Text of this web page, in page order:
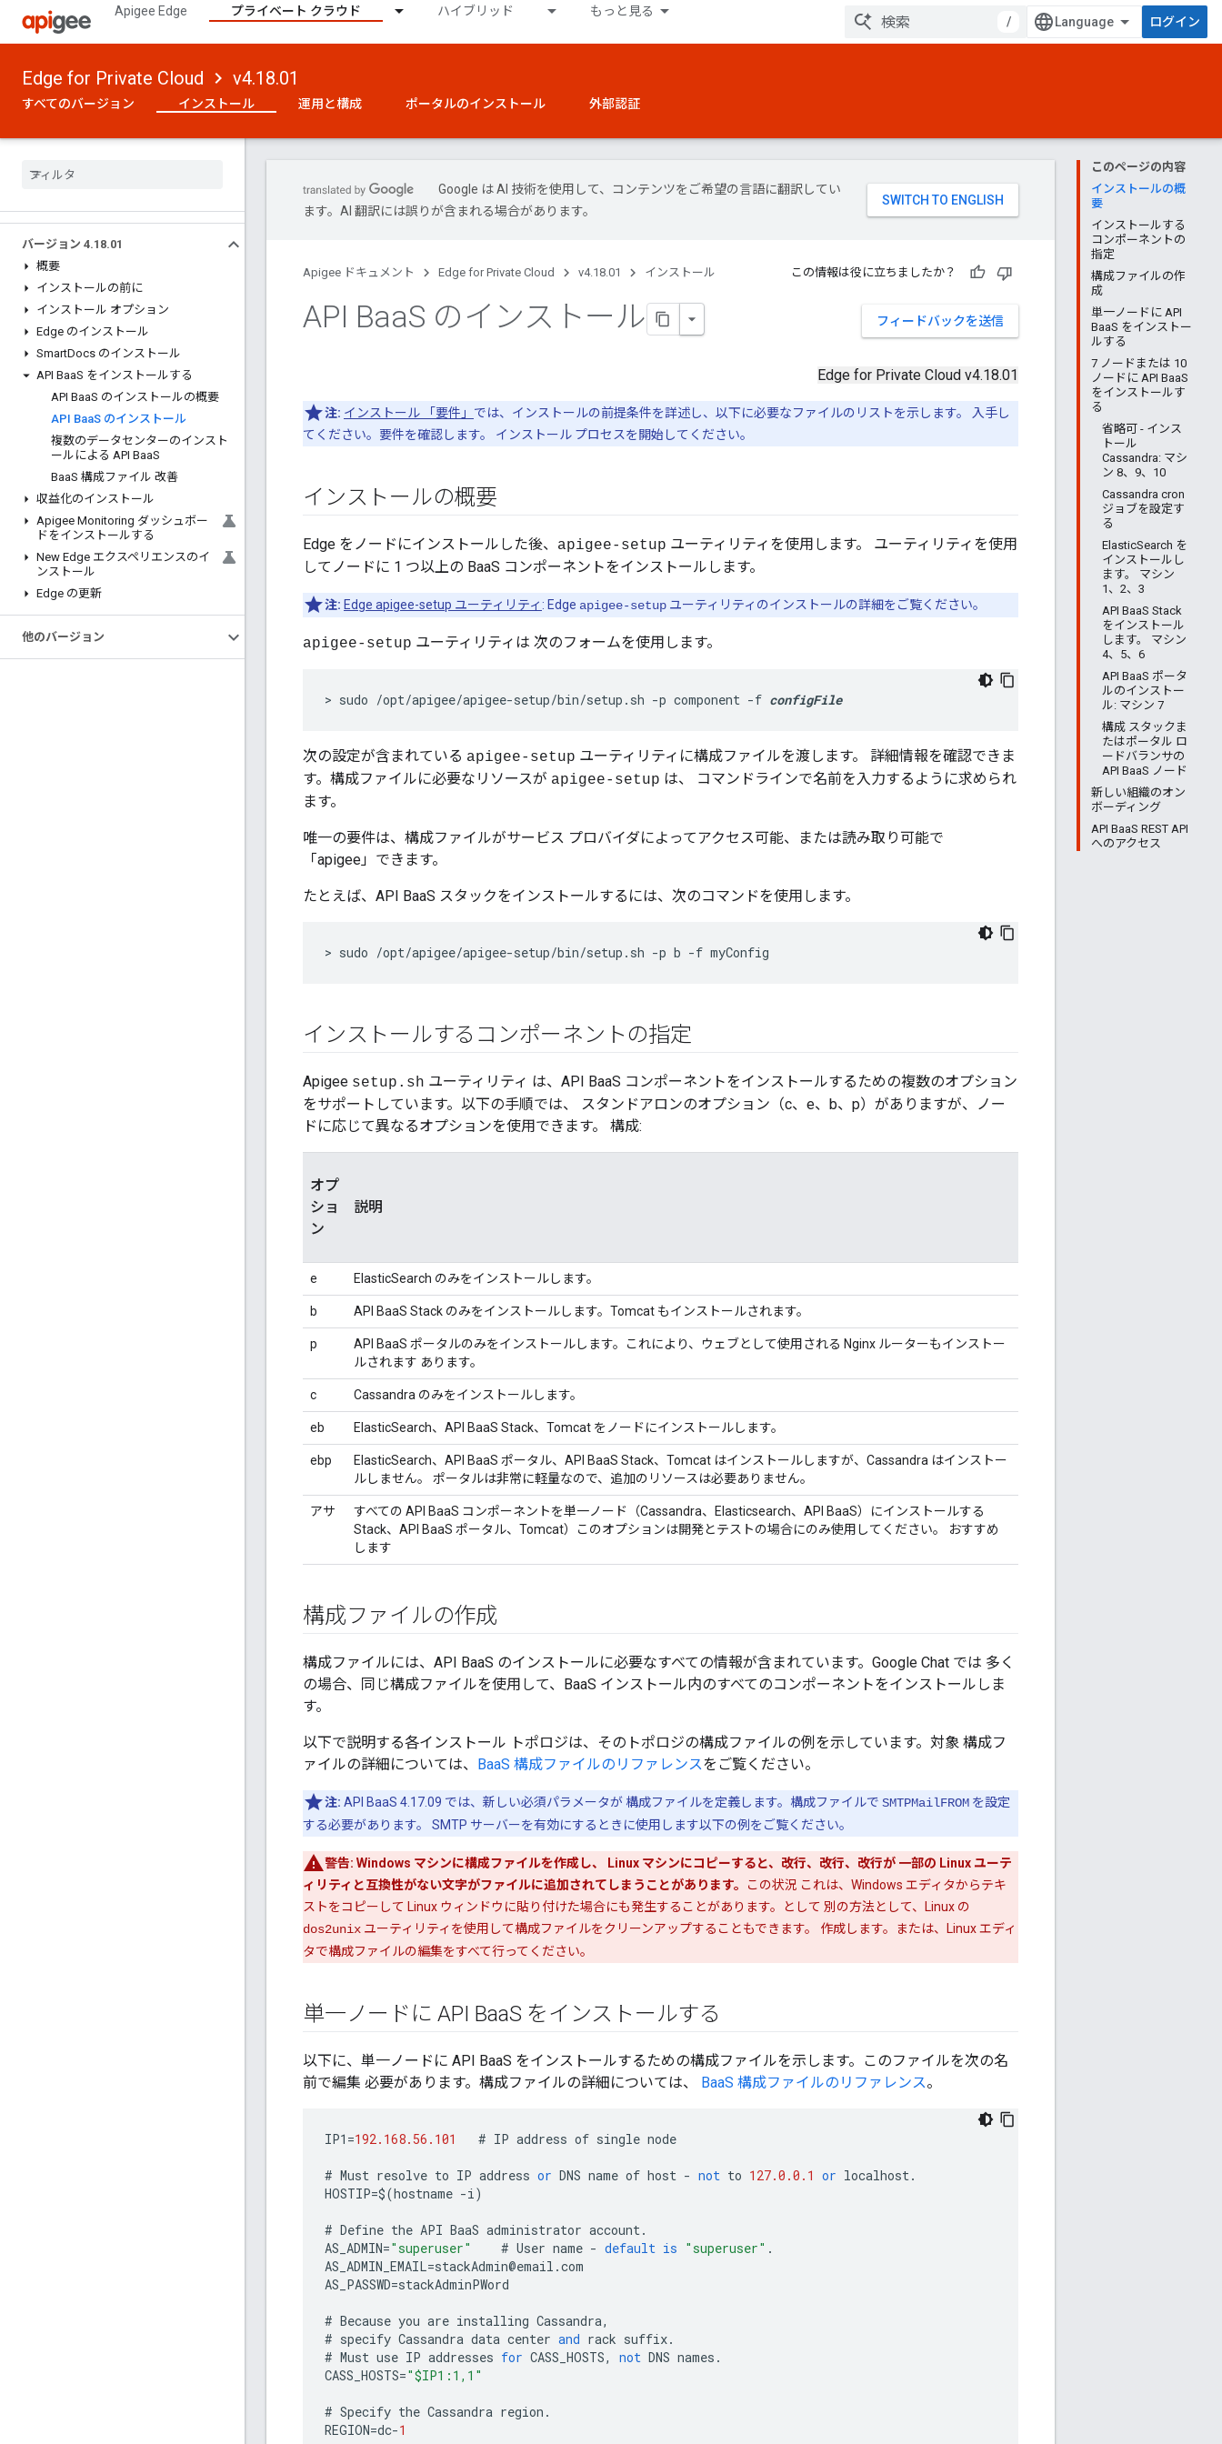
Apigee Edge プライベート クラウド ハイブリッド もっと見る
/ ログイン
Edge for Private Cloud v4.18.01
すべてのバージョン インストール 運用と構成 ポータルのインストール 外部認証
バージョン 4.18.01
概要
インストールの前に
インストール オプション
Edge のインストール
SmartDocs のインストール
API BaaS をインストールする
API BaaS のインストールの概要
API BaaS のインストール
複数のデータセンターのインスト
ールによる API BaaS
BaaS 構成ファイル 改善
収益化のインストール
Apigee Monitoring ダッシュボー
ドをインストールする
New Edge エクスペリエンスのイ
ンストール
Edge の更新
他のバージョン
このページの内容
インストールの概
要
インストールする
コンポーネントの
指定
構成ファイルの作
成
単一ノードに API
BaaS をインストー
ルする
7 ノードまたは 10
ノードに API BaaS
をインストールす
る
省略可 - インス
トール
Cassandra: マシ
ン 8、9、10
Cassandra cron
ジョブを設定す
る
ElasticSearch を
インストールし
ます。 マシン
1、2、3
API BaaS Stack
をインストール
します。 マシン
4、5、6
API BaaS ポータ
ルのインストー
ル: マシン 7
構成 スタックま
たはポータル ロ
ードバランサの
API BaaS ノード
新しい組織のオン
ボーディング
API BaaS REST API
へのアクセス
Google は AI 技術を使用して、コンテンツをご希望の言語に翻訳してい
ます。AI 翻訳には誤りが含まれる場合があります。
Apigee ドキュメント Edge for Private Cloud v4.18.01 インストール この情報は役に立ちましたか？
フィードバックを送信
API BaaS のインストール
Edge for Private Cloud v4.18.01
注: インストール 「要件」 では、インストールの前提条件を詳述し、以下に必要なファイルのリストを示します。 入手し
てください。要件を確認します。 インストール プロセスを開始してください。
インストールの概要
Edge をノードにインストールした後、 apigee-setup ユーティリティを使用します。 ユーティリティを使用
してノードに 1 つ以上の BaaS コンポーネントをインストールします。
注: Edge apigee-setup ユーティリティ : Edge apigee-setup ユーティリティのインストールの詳細をご覧ください。
apigee-setup ユーティリティは 次のフォームを使用します。
> sudo /opt/apigee/apigee-setup/bin/setup.sh -p component -f configFile
次の設定が含まれている apigee-setup ユーティリティに構成ファイルを渡します。 詳細情報を確認できま
す。構成ファイルに必要なリソースが apigee-setup は、 コマンドラインで名前を入力するように求められ
ます。
唯一の要件は、構成ファイルがサービス プロバイダによってアクセス可能、または読み取り可能で
「apigee」できます。
たとえば、API BaaS スタックをインストールするには、次のコマンドを使用します。
> sudo /opt/apigee/apigee-setup/bin/setup.sh -p b -f myConfig
インストールするコンポーネントの指定
Apigee setup.sh ユーティリティ は、API BaaS コンポーネントをインストールするための複数のオプション
をサポートしています。以下の手順では、 スタンドアロンのオプション（c、e、b、p）がありますが、ノー
ドに応じて異なるオプションを使用できます。 構成:
オプ
ショ
ン
説明
e ElasticSearch のみをインストールします。
b API BaaS Stack のみをインストールします。Tomcat もインストールされます。
p
API BaaS ポータルのみをインストールします。これにより、ウェブとして使用される Nginx ルーターもインストー
ルされます あります。
c Cassandra のみをインストールします。
eb ElasticSearch、API BaaS Stack、Tomcat をノードにインストールします。
ebp
ElasticSearch、API BaaS ポータル、API BaaS Stack、Tomcat はインストールしますが、Cassandra はインストー
ルしません。 ポータルは非常に軽量なので、追加のリソースは必要ありません。
アサ
すべての API BaaS コンポーネントを単一ノード（Cassandra、Elasticsearch、API BaaS）にインストールする
Stack、API BaaS ポータル、Tomcat）このオプションは開発とテストの場合にのみ使用してください。 おすすめ
します
構成ファイルの作成
構成ファイルには、API BaaS のインストールに必要なすべての情報が含まれています。Google Chat では 多く
の場合、同じ構成ファイルを使用して、BaaS インストール内のすべてのコンポーネントをインストールしま
す。
以下で説明する各インストール トポロジは、そのトポロジの構成ファイルの例を示しています。対象 構成フ
ァイルの詳細については、 BaaS 構成ファイルのリファレンスをご覧ください。
注: API BaaS 4.17.09 では、新しい必須パラメータが 構成ファイルを定義します。構成ファイルで SMTPMailFROM を設定
する必要があります。 SMTP サーバーを有効にするときに使用します以下の例をご覧ください。
警告: Windows マシンに構成ファイルを作成し、 Linux マシンにコピーすると、改行、改行、改行が 一部の Linux ユーテ
ィリティと互換性がない文字がファイルに追加されてしまうことがあります。
この状況 これは、Windows エディタからテキ
ストをコピーして Linux ウィンドウに貼り付けた場合にも発生することがあります。として 別の方法として、Linux の
dos2unix ユーティリティを使用して構成ファイルをクリーンアップすることもできます。 作成します。または、Linux エディ
タで構成ファイルの編集をすべて行ってください。
単一ノードに API BaaS をインストールする
以下に、単一ノードに API BaaS をインストールするための構成ファイルを示します。このファイルを次の名
前で編集 必要があります。構成ファイルの詳細については、 BaaS 構成ファイルのリファレンス。
IP1 =192.168.56.101 # IP address of single node
# Must resolve to IP address or DNS name of host - not to 127.0.0.1 or localhost.
HOSTIP=$(hostname -i)
# Define the API BaaS administrator account.
AS_ADMIN="superuser" # User name - default is "superuser" .
AS_ADMIN_EMAIL=stackAdmin@email .com
AS_PASSWD=stackAdminPWord
# Because you are installing Cassandra,
# specify Cassandra data center and rack suffix.
# Must use IP addresses for CASS_HOSTS, not DNS names .
CASS_HOSTS="$IP1:1,1"
# Specify the Cassandra region .
REGION=dc-1